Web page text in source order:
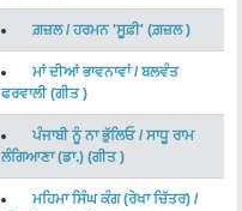
ਗ਼ਜ਼ਲ/ ਹਰਮਨ 'ਸੂਫ਼ੀ' (ਗ਼ਜ਼ਲ)
ਮਾਂ ਦੀਆਂ ਭਾਵਨਾਵਾਂ/ਬਲਵੰਤ
ਫਰਵਾਲੀ(ਗੀਤ)
ਪੰਜਾਬੀ ਨੂੰ ਨਾ ਭੁੱਲਿਓ/ ਸਾਧੂ ਰਾਮ
ਲੰਗਿਆਣਾ (ਡਾ.) (ਗੀਤ)
ਮਹਿਮਾ ਸਿੰਘ ਕੰਗ (ਰੇਖਾ ਚਿੱਤਰ) /